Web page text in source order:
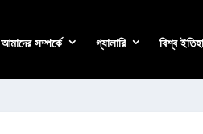
আমাদের সম্পর্কে গ্যালারি বিশ্ব